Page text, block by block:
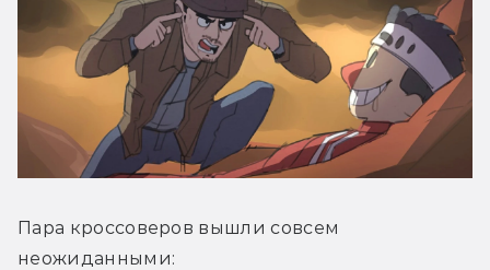
Пара кроссоверов вышли совсем
неожиданными: